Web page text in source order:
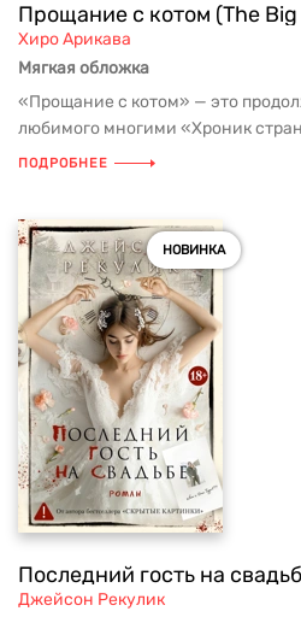
Прощание с котом (The Big
Хиро Арикава
Мягкая обложка
«Прощание с котом» — это
любимого многими «Хроник
ПОДРОБНЕЕ
НОВИНКА
Последний гость на
Джейсон Рекулик